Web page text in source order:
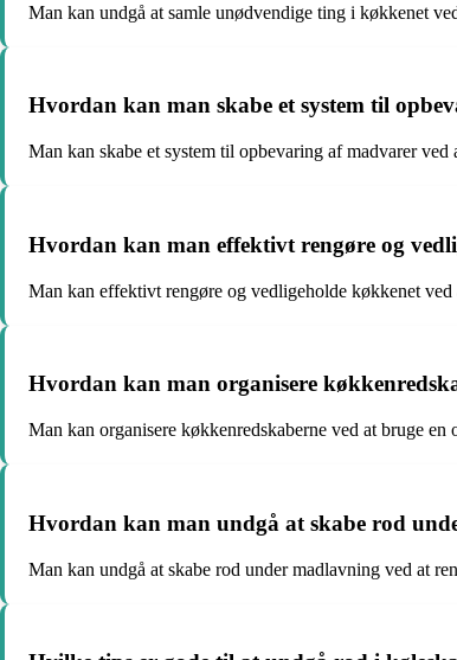
Man kan undgå at samle unødvendige ting i køkkenet
Hvordan kan man skabe et system til
Man kan skabe et system til opbevaring af madvarer
Hvordan kan man effektivt rengøre og
Man kan effektivt rengøre og vedligeholde køkkenet
Hvordan kan man organisere
Man kan organisere køkkenredskaberne ved at bruge
Hvordan kan man undgå at skabe rod
Man kan undgå at skabe rod under madlavning ved at